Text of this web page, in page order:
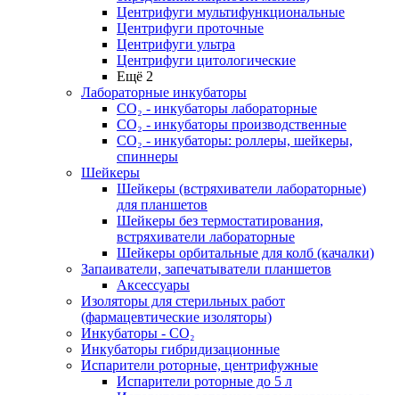
Центрифуги мультифункциональные
Центрифуги проточные
Центрифуги ультра
Центрифуги цитологические
Ещё 2
Лабораторные инкубаторы
СО₂ - инкубаторы лабораторные
СО₂ - инкубаторы производственные
СО₂ - инкубаторы: роллеры, шейкеры,
спиннеры
Шейкеры
Шейкеры (встряхиватели лабораторные)
для планшетов
Шейкеры без термостатирования,
встряхиватели лабораторные
Шейкеры орбитальные для колб (качалки)
Запаиватели, запечатыватели планшетов
Аксессуары
Изоляторы для стерильных работ
(фармацевтические изоляторы)
Инкубаторы - CO₂
Инкубаторы гибридизационные
Испарители роторные, центрифужные
Испарители роторные до 5 л